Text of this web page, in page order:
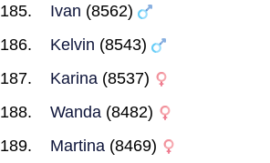
Ivan (8562)
Kelvin (8543)
Karina (8537)
Wanda (8482)
Martina (8469)